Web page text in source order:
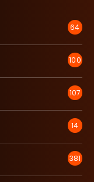
64
100
107
14
381